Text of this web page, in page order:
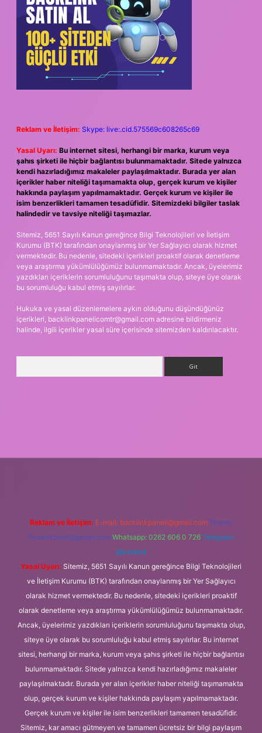
Reklam ve İletişim: Skype: live:.cid.575569c608265c69
Yasal Uyarı: Bu internet sitesi, herhangi bir marka, kurum veya
şahıs şirketi ile hiçbir bağlantısı bulunmamaktadır. Sitede yalnızca
kendi hazırladığımız makaleler paylaşılmaktadır. Burada yer alan
içerikler haber niteliği taşımamakta olup, gerçek kurum ve kişiler
hakkında paylaşım yapılmamaktadır. Gerçek kurum ve kişiler ile
isim benzerlikleri tamamen tesadüfidir. Sitemizdeki bilgiler taslak
halindedir ve tavsiye niteliği taşımazlar.
Sitemiz, 5651 Sayılı Kanun gereğince Bilgi Teknolojileri ve İletişim
Kurumu (BTK) tarafından onaylanmış bir Yer Sağlayıcı olarak hizmet
vermektedir. Bu nedenle, sitedeki içerikleri proaktif olarak denetleme
veya araştırma yükümlülüğümüz bulunmamaktadır. Ancak, üyelerimiz
yazdıkları içeriklerin sorumluluğunu taşımakta olup, siteye üye olarak
bu sorumluluğu kabul etmiş sayılırlar.
Hukuka ve yasal düzenlemelere aykırı olduğunu düşündüğünüz
içerikleri, backlinkpanelicomtr@gmail.com adresine bildirmeniz
halinde, ilgili içerikler yasal süre içerisinde sitemizden kaldırılacaktır.
Reklam ve İletişim: E-mail: backlinkpaneli@gmail.com Teams:
forumhizmeti@gmail.com Whatsapp: 0262 606 0 726 Telegram:
@karabul
Yasal Uyarı: Sitemiz, 5651 Sayılı Kanun gereğince Bilgi Teknolojileri
ve İletişim Kurumu (BTK) tarafından onaylanmış bir Yer Sağlayıcı
olarak hizmet vermektedir. Bu nedenle, sitedeki içerikleri proaktif
olarak denetleme veya araştırma yükümlülüğümüz bulunmamaktadır.
Ancak, üyelerimiz yazdıkları içeriklerin sorumluluğunu taşımakta olup,
siteye üye olarak bu sorumluluğu kabul etmiş sayılırlar. Bu internet
sitesi, herhangi bir marka, kurum veya şahıs şirketi ile hiçbir bağlantısı
bulunmamaktadır. Sitede yalnızca kendi hazırladığımız makaleler
paylaşılmaktadır. Burada yer alan içerikler haber niteliği taşımamakta
olup, gerçek kurum ve kişiler hakkında paylaşım yapılmamaktadır.
Gerçek kurum ve kişiler ile isim benzerlikleri tamamen tesadüfidir.
Sitemiz, kar amacı gütmeyen ve tamamen ücretsiz bir bilgi paylaşım